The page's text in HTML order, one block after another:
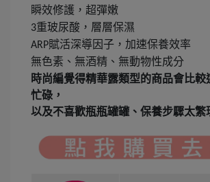
瞬效修護，超彈嫩
3重玻尿酸，層層保濕
ARP賦活深導因子，加速保養效率
無色素、無酒精、無動物性成分
時尚編覺得精華露類型的商品會比較
忙碌，
以及不喜歡瓶瓶罐罐、保養步驟太繁